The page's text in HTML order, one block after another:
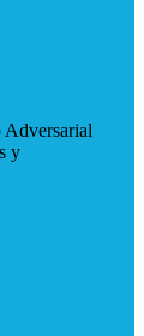
Adversarial
y